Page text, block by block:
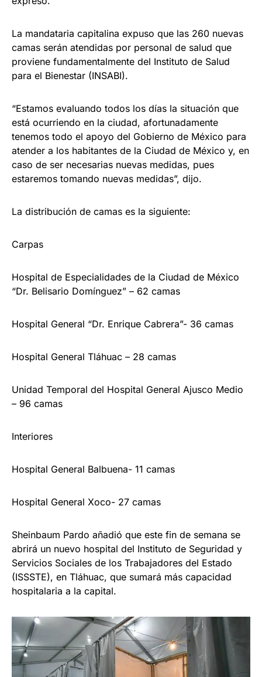
La mandataria capitalina expuso que las 260 nuevas
camas serán atendidas por personal de salud que
proviene fundamentalmente del Instituto de Salud
para el Bienestar (INSABI).
“Estamos evaluando todos los días la situación que
está ocurriendo en la ciudad, afortunadamente
tenemos todo el apoyo del Gobierno de México para
atender a los habitantes de la Ciudad de México y, en
caso de ser necesarias nuevas medidas, pues
estaremos tomando nuevas medidas”, dijo.
La distribución de camas es la siguiente:
Carpas
Hospital de Especialidades de la Ciudad de México
“Dr. Belisario Domínguez” – 62 camas
Hospital General “Dr. Enrique Cabrera”- 36 camas
Hospital General Tláhuac – 28 camas
Unidad Temporal del Hospital General Ajusco Medio
– 96 camas
Interiores
Hospital General Balbuena- 11 camas
Hospital General Xoco- 27 camas
Sheinbaum Pardo añadió que este fin de semana se
abrirá un nuevo hospital del Instituto de Seguridad y
Servicios Sociales de los Trabajadores del Estado
(ISSSTE), en Tláhuac, que sumará más capacidad
hospitalaria a la capital.